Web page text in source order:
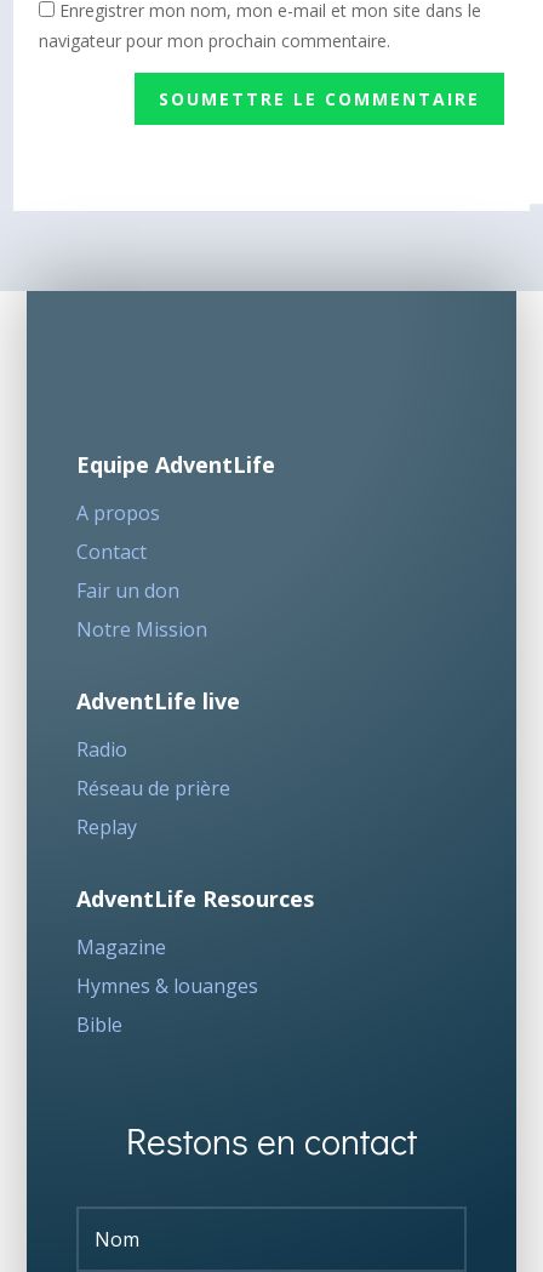
Enregistrer mon nom, mon e-mail et mon site dans le
navigateur pour mon prochain commentaire.
SOUMETTRE LE COMMENTAIRE
Equipe AdventLife
A propos
Contact
Fair un don
Notre Mission
AdventLife live
Radio
Réseau de prière
Replay
AdventLife Resources
Magazine
Hymnes & louanges
Bible
Restons en contact